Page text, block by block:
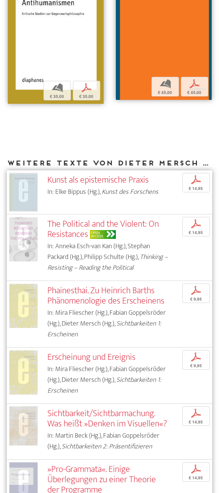
b
€ 35,00
p
€ 35,00
b
€ 45,00
p
€ 45,00
Weitere Texte von Dieter Mersch bei DIAPHANES
Kunst als epistemische Praxis
In: Elke Bippus (Hg.),Kunst des Forschens
p
€ 14,95
The Political and the Violent: On
Resistances OPEN
ACCESS
In: Anneka Esch-van Kan (Hg.), Stephan
Packard (Hg.), Philipp Schulte (Hg.),Thinking –
Resisting – Reading the Political
p
€ 14,95
Phainesthai. Zu Heinrich Barths
Phänomenologie des Erscheinens
In: Mira Fliescher (Hg.), Fabian Goppelsröder
(Hg.), Dieter Mersch (Hg.),Sichtbarkeiten 1:
Erscheinen
p
€ 9,95
Erscheinung und Ereignis
In: Mira Fliescher (Hg.), Fabian Goppelsröder
(Hg.), Dieter Mersch (Hg.),Sichtbarkeiten 1:
Erscheinen
p
€ 9,95
Sichtbarkeit/Sichtbarmachung.
Was heißt »Denken im Visuellen«?
In: Martin Beck (Hg.), Fabian Goppelsröder
(Hg.),Sichtbarkeiten 2: Präsentifizieren
p
€ 14,95
»Pro-Grammata«. Einige
Überlegungen zu einer Theorie
p
€ 14,95